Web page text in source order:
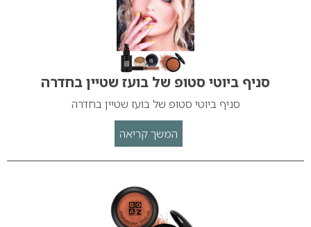
סניף ביוטי סטופ של בועז שטיין בחדרה
סניף ביוטי סטופ של בועז שטיין בחדרה
המשך קריאה